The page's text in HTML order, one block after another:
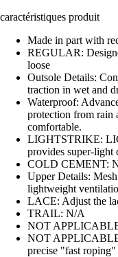
caractéristiques produit
Made in part with
REGULAR:
loose
Outsole Details:
traction in wet and
Waterproof:
protection from rain
comfortable.
LIGHTSTRIKE:
provides super-light
COLD CEMENT:
Upper Details:
lightweight
LACE: Adjust the
TRAIL: N/A
NOT
NOT
precise "fast roping"